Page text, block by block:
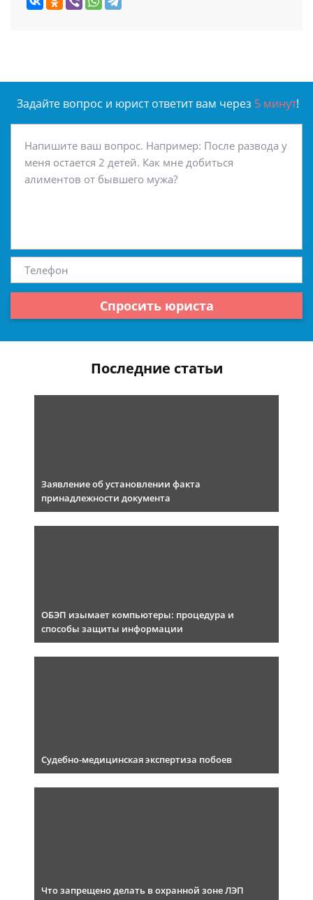
Задайте вопрос и юрист ответит вам через 5 минут!
Спросить юриста
Последние статьи
Заявление об установлении факта
принадлежности документа
ОБЭП изымает компьютеры: процедура и
способы защиты информации
Судебно-медицинская экспертиза побоев
Что запрещено делать в охранной зоне ЛЭП